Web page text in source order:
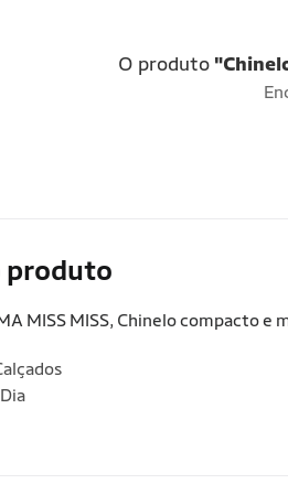
O produto
produto
MISS MISS, Chinelo compacto